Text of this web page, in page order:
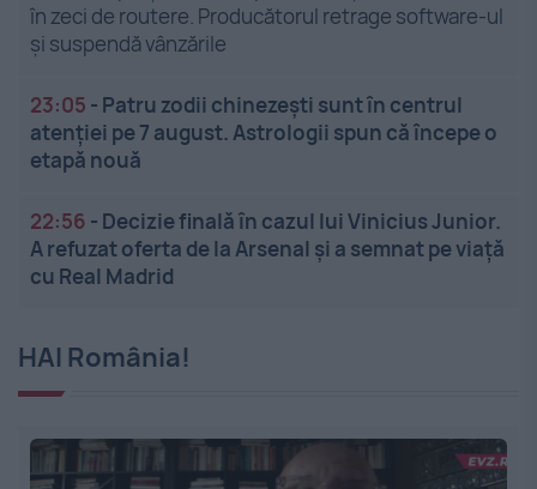
în zeci de routere. Producătorul retrage software-ul
și suspendă vânzările
23:05 - Patru zodii chinezești sunt în centrul
atenției pe 7 august. Astrologii spun că începe o
etapă nouă
22:56 - Decizie finală în cazul lui Vinicius Junior.
A refuzat oferta de la Arsenal și a semnat pe viață
cu Real Madrid
HAI România!